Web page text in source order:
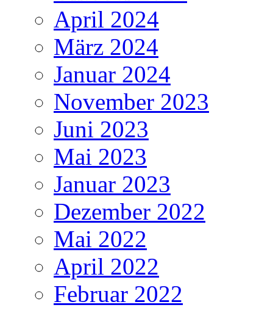
April 2024
März 2024
Januar 2024
November 2023
Juni 2023
Mai 2023
Januar 2023
Dezember 2022
Mai 2022
April 2022
Februar 2022